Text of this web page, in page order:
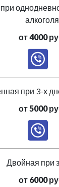
алкоголя
от 4000
при 3-х
от 5000
Двойная при
от 6000